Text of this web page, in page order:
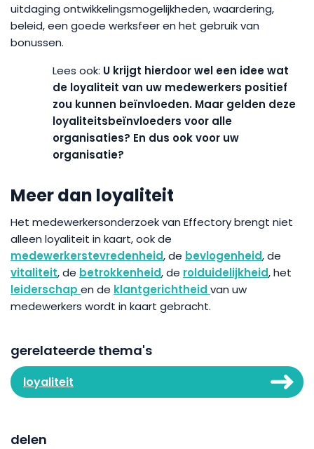
uitdaging ontwikkelingsmogelijkheden, waardering,
beleid, een goede werksfeer en het gebruik van
bonussen.
U krijgt hierdoor wel een idee wat
de loyaliteit van uw medewerkers positief
zou kunnen beïnvloeden. Maar gelden deze
loyaliteitsbeïnvloeders voor alle
organisaties? En dus ook voor uw
organisatie?
Meer dan loyaliteit
Het medewerkersonderzoek van Effectory brengt niet
alleen loyaliteit in kaart, ook de
medewerkerstevredenheid, de bevlogenheid, de
vitaliteit, de betrokkenheid, de rolduidelijkheid, het
leiderschap en de klantgerichtheid van uw
medewerkers wordt in kaart gebracht.
gerelateerde thema's
loyaliteit
delen